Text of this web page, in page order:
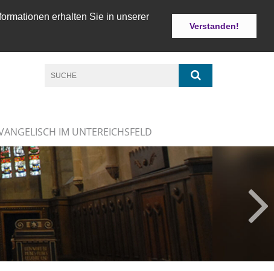
erhalten Sie in unserer
Verstanden!
IM UNTEREICHSFELD